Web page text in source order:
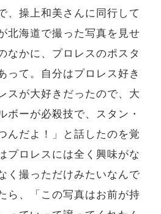
、操上和美さんに同行して
北海道で撮った写真を見せ
なかに、プロレスのポスタ
って。自分はプロレス好き
スが大好きだったので、大
ボーが必殺技で、スタン・
んだよ！」と話したのを覚
プロレスには全く興味がな
く撮っただけみたいなんで
ら、「この写真はお前が持